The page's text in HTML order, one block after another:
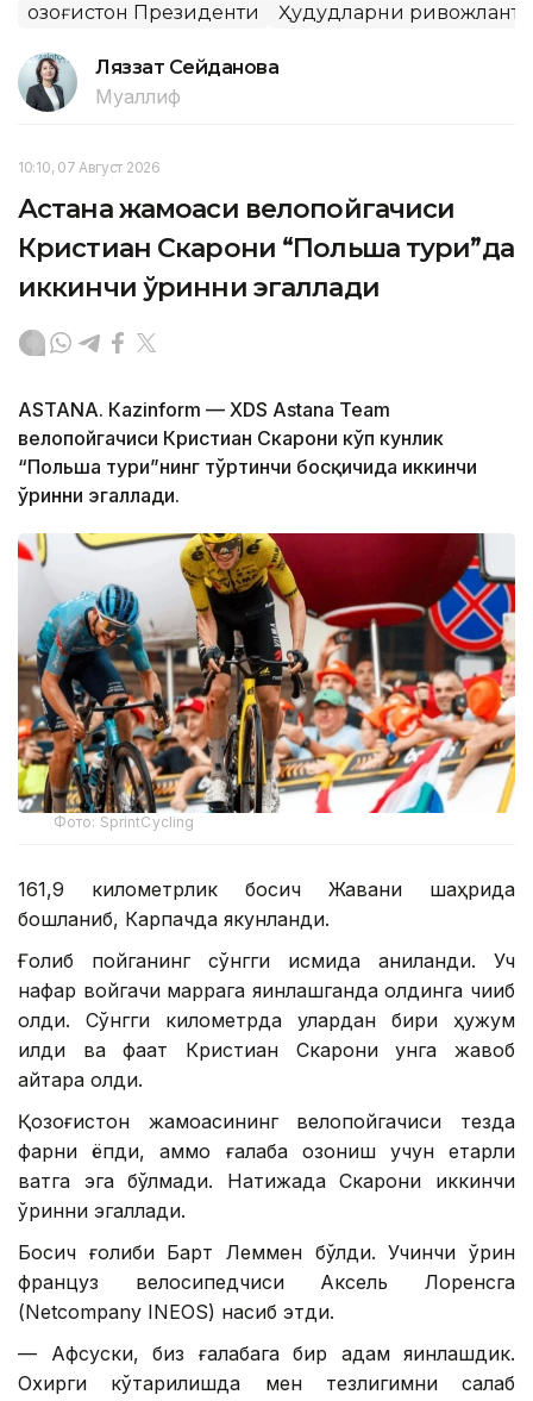
Қозоғистон Президенти Ҳудудларни
Ляззат Сейданова
Муаллиф
10:10, 07 Август 2026
Астана жамоаси велопойгачиси
Кристиан Скарони “Польша тури”да
иккинчи ўринни эгаллади
ASTANА. Кazinform — XDS Astana Team
велопойгачиси Кристиан Скарони кўп кунлик
“Польша тури”нинг тўртинчи босқичида иккинчи
ўринни эгаллади.
Фото: SprintCycling
161,9 километрлик босқич Жавани шаҳрида
бошланиб, Карпачда якунланди.
Ғолиб пойганинг сўнгги қисмида аниқланди. Уч
нафар войгачи маррага яқинлашганда олдинга чиқиб
олди. Сўнгги километрда улардан бири ҳужум
қилди ва фақат Кристиан Скарони унга жавоб
қайтара олди.
Қозоғистон жамоасининг велопойгачиси тезда
фарқни ёпди, аммо ғалаба қозониш учун етарли
вақтга эга бўлмади. Натижада Скарони иккинчи
ўринни эгаллади.
Босқич ғолиби Барт Леммен бўлди. Учинчи ўрин
француз велосипедчиси Аксель Лоренсга
(Netcompany INEOS) насиб этди.
— Афсуски, биз ғалабага бир қадам яқинлашдик.
Охирги кўтарилишда мен тезлигимни сақлаб